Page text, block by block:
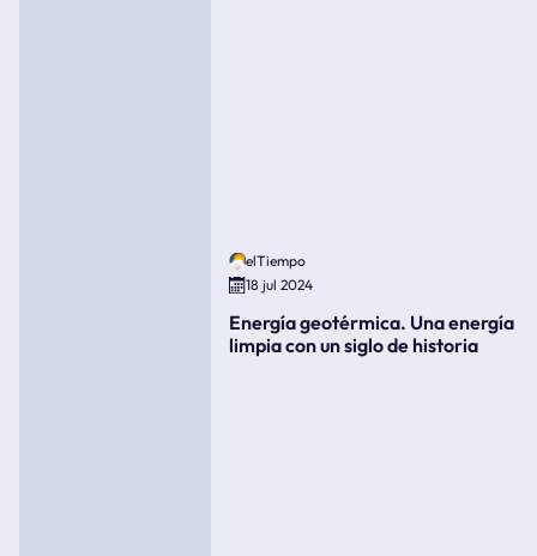
elTiempo
18 jul 2024
Energía geotérmica. Una energía
limpia con un siglo de historia